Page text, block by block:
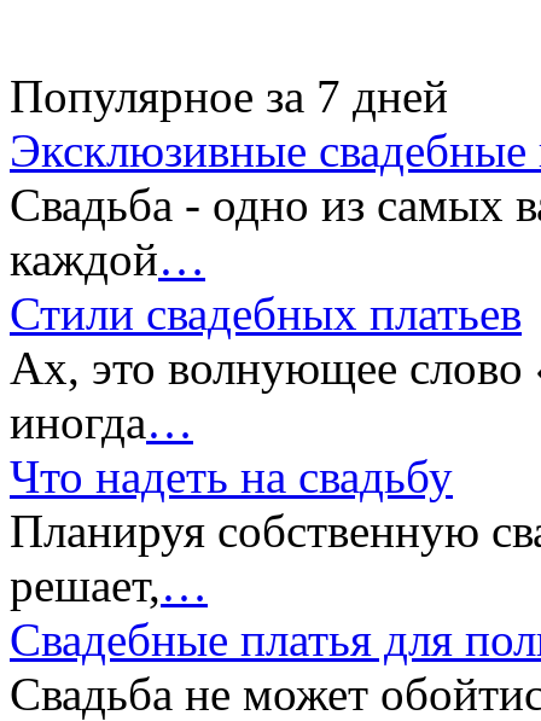
Популярное за 7 дней
Эксклюзивные свадебные
Свадьба - одно из самых
каждой…
Стили свадебных платьев
Ах, это волнующее
иногда…
Что надеть на свадьбу
Планируя собственную
решает,…
Свадебные платья для
Свадьба не может